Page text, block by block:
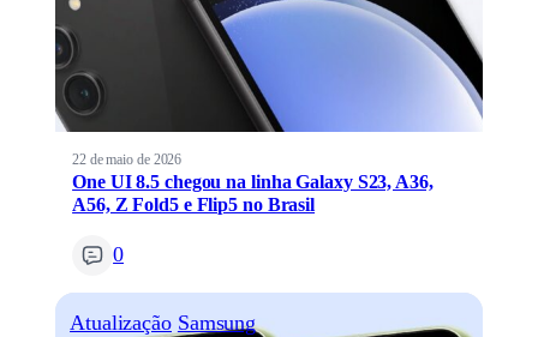
22 de maio de 2026
One UI 8.5 chegou na linha Galaxy S23, A36,
A56, Z Fold5 e Flip5 no Brasil
0
Atualização Samsung